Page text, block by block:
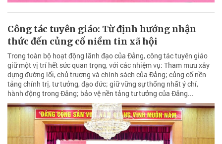
Công tác tuyên giáo: Từ định hướng nhận
thức đến củng cố niềm tin xã hội
Trong toàn bộ hoạt động lãnh đạo của Đảng, công tác tuyên giáo
giữ một vị trí hết sức quan trọng, với các nhiệm vụ: Tham mưu xây
dựng đường lối, chủ trương và chính sách của Đảng; củng cố nền
tảng chính trị, tư tưởng, đạo đức; giữ vững sự thống nhất ý chí,
hành động trong Đảng; bảo vệ nền tảng tư tưởng của Đảng...